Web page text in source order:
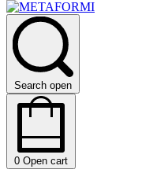
Search open
0 Open cart